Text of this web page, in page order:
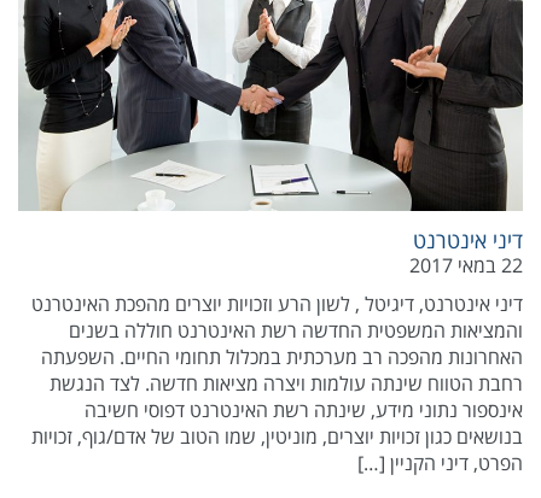
דיני אינטרנט
22 במאי 2017
דיני אינטרנט, דיגיטל , לשון הרע וזכויות יוצרים מהפכת האינטרנט
והמציאות המשפטית החדשה רשת האינטרנט חוללה בשנים
האחרונות מהפכה רב מערכתית במכלול תחומי החיים. השפעתה
רחבת הטווח שינתה עולמות ויצרה מציאות חדשה. לצד הנגשת
אינספור נתוני מידע, שינתה רשת האינטרנט דפוסי חשיבה
בנושאים כגון זכויות יוצרים, מוניטין, שמו הטוב של אדם/גוף, זכויות
הפרט, דיני הקניין […]